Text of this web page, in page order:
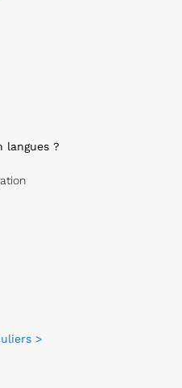
langues ?
>